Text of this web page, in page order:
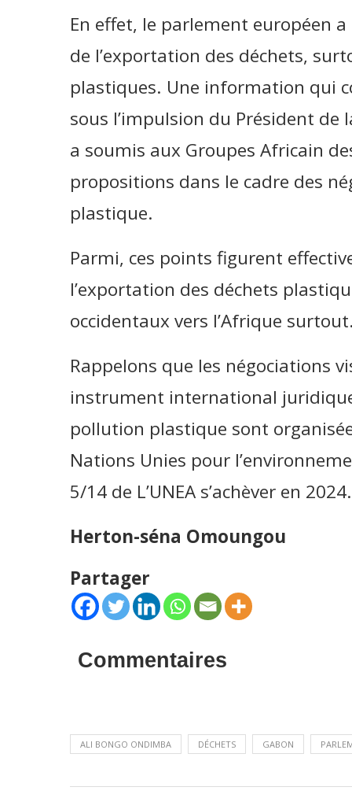
En effet, le parlement européen
de l’exportation des déchets,
plastiques. Une information qui
sous l’impulsion du Président
a soumis aux Groupes Africain
propositions dans le cadre des
plastique.
Parmi, ces points figurent
l’exportation des déchets
occidentaux vers l’Afrique
Rappelons que les négociations
instrument international
pollution plastique sont
Nations Unies pour
5/14 de L’UNEA s’achèver en 2024.
Herton-séna Omoungou
Partager
Commentaires
ALI BONGO ONDIMBA DÉCHETS GABON